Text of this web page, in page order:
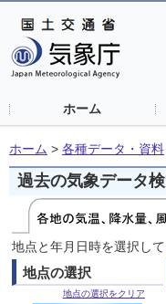
ホーム
ホーム > 各種データ・資料
過去の気象データ
地点と年月日時を選択し
地点の選択
地点の選択をクリア